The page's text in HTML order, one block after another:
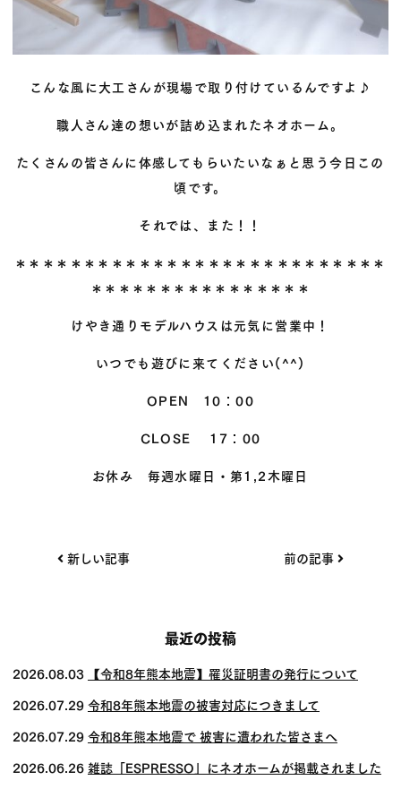
こんな風に大工さんが現場で取り付けているんですよ♪
職人さん達の想いが詰め込まれたネオホーム。
たくさんの皆さんに体感してもらいたいなぁと思う今日この
頃です。
それでは、また！！
＊＊＊＊＊＊＊＊＊＊＊＊＊＊＊＊＊＊＊＊＊＊＊＊＊＊＊
＊＊＊＊＊＊＊＊＊＊＊＊＊＊＊＊
けやき通りモデルハウスは元気に営業中！
いつでも遊びに来てください(^^)
OPEN 10：00
CLOSE 17：00
お休み 毎週水曜日・第1,2木曜日
投
ゲー
ショ
ン
前の記事
新しい記事
最近の投稿
2026.08.03 【令和8年熊本地震】罹災証明書の発行について
2026.07.29令和8年熊本地震の被害対応につきまして
2026.07.29令和8年熊本地震で 被害に遭われた皆さまへ
2026.06.26雑誌「ESPRESSO」にネオホームが掲載されました